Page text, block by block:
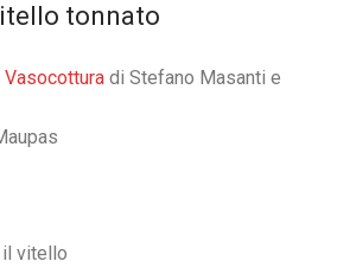
tonnato
Vasocottura di Stefano Masanti e
il vitello